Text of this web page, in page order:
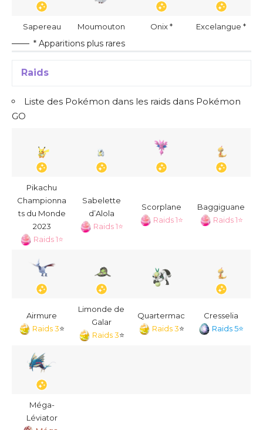
Sapereau Moumouton Onix * Excelangue *
* Apparitions plus rares
Raids
Liste des Pokémon dans les raids dans Pokémon
GO
Pikachu
Championna
ts du Monde
2023
Raids 1⭐
Sabelette
d’Alola
Raids 1⭐
Scorplane
Raids 1⭐
Baggiguane
Raids 1⭐
Airmure
Raids 3⭐
Limonde de
Galar
Raids 3⭐
Quartermac
Raids 3⭐
Cresselia
Raids 5⭐
Méga-
Léviator